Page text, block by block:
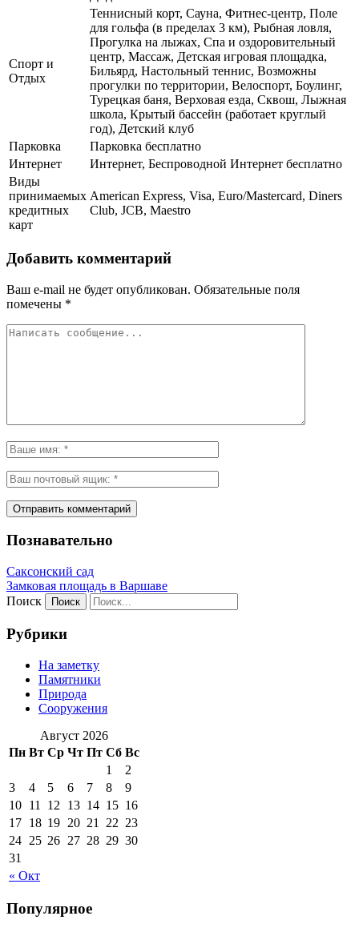
Спорт и
Отдых
Теннисный корт, Сауна, Фитнес-центр, Поле
для гольфа (в пределах 3 км), Рыбная ловля,
Прогулка на лыжах, Спа и оздоровительный
центр, Массаж, Детская игровая площадка,
Бильярд, Настольный теннис, Возможны
прогулки по территории, Велоспорт, Боулинг,
Турецкая баня, Верховая езда, Сквош, Лыжная
школа, Крытый бассейн (работает круглый
год), Детский клуб
Парковка
Парковка бесплатно
Интернет
Интернет, Беспроводной Интернет бесплатно
Виды
принимаемых
кредитных
карт
American Express, Visa, Euro/Mastercard, Diners
Club, JCB, Maestro
Добавить комментарий
Ваш e-mail не будет опубликован. Обязательные поля
помечены *
Познавательно
Саксонский сад
Замковая площадь в Варшаве
Поиск
Рубрики
На заметку
Памятники
Природа
Сооружения
Август 2026
Пн Вт Ср Чт Пт Сб Вс
« Окт
1
2
3
4 5 6 7 8
9
10 11 12 13 14 15 16
17 18 19 20 21 22 23
24 25 26 27 28 29 30
31
Популярное